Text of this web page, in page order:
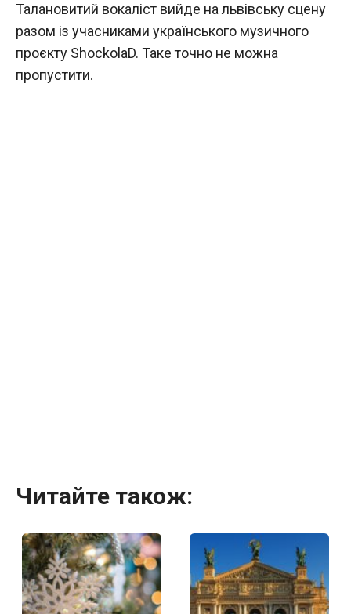
Талановитий вокаліст вийде на львівську сцену
разом із учасниками українського музичного
проєкту ShockolaD. Таке точно не можна
пропустити.
Читайте також: